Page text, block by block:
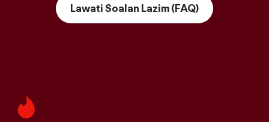
Lawati Soalan Lazim (FAQ)